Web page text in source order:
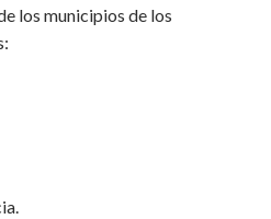
los municipios de los